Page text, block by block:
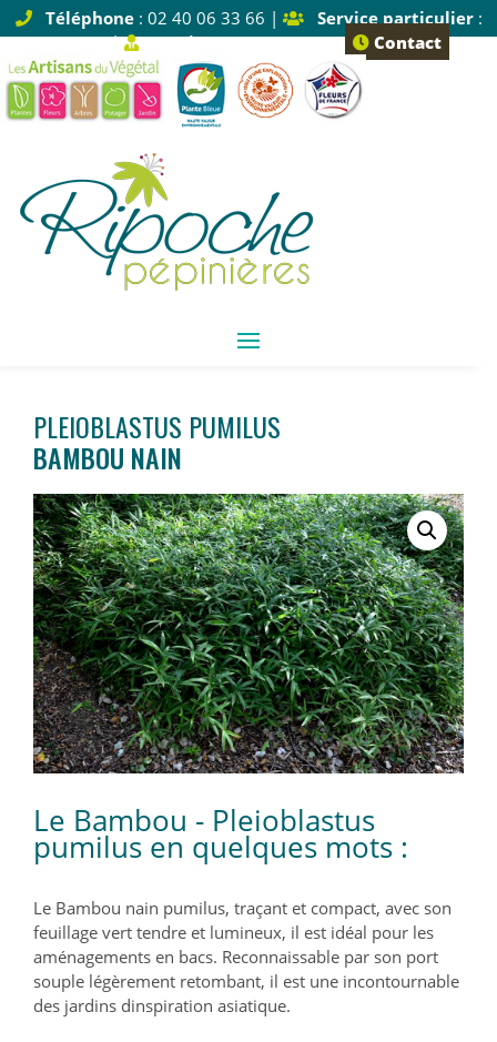
Téléphone: 02 40 06 33 66 | Service particulier:
Tapez 1 |
Service pro: Tapez 2 Contact
PLEIOBLASTUS PUMILUS
BAMBOU NAIN
Le Bambou - Pleioblastus
pumilus en quelques mots :
Le Bambou nain pumilus, traçant et compact, avec son
feuillage vert tendre et lumineux, il est idéal pour les
aménagements en bacs. Reconnaissable par son port
souple légèrement retombant, il est une incontournable
des jardins dinspiration asiatique.